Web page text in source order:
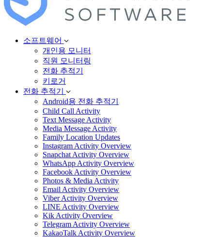
소프트웨어
개인용 모니터
직원 모니터링
전화 추적기
키로거
전화 추적기
Android용 전화 추적기
Child Call Activity
Text Message Activity
Media Message Activity
Family Location Updates
Instagram Activity Overview
Snapchat Activity Overview
WhatsApp Activity Overview
Facebook Activity Overview
Photos & Media Activity
Email Activity Overview
Viber Activity Overview
LINE Activity Overview
Kik Activity Overview
Telegram Activity Overview
KakaoTalk Activity Overview